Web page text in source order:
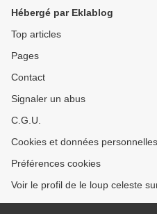
Hébergé par Eklablog
Top articles
Pages
Contact
Signaler un abus
C.G.U.
Cookies et données personnelles
Préférences cookies
Voir le profil de le loup celeste